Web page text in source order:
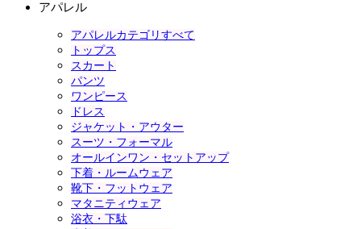
アパレル
アパレルカテゴリすべて
トップス
スカート
パンツ
ワンピース
ドレス
ジャケット・アウター
スーツ・フォーマル
オールインワン・セットアップ
下着・ルームウェア
靴下・フットウェア
マタニティウェア
浴衣・下駄